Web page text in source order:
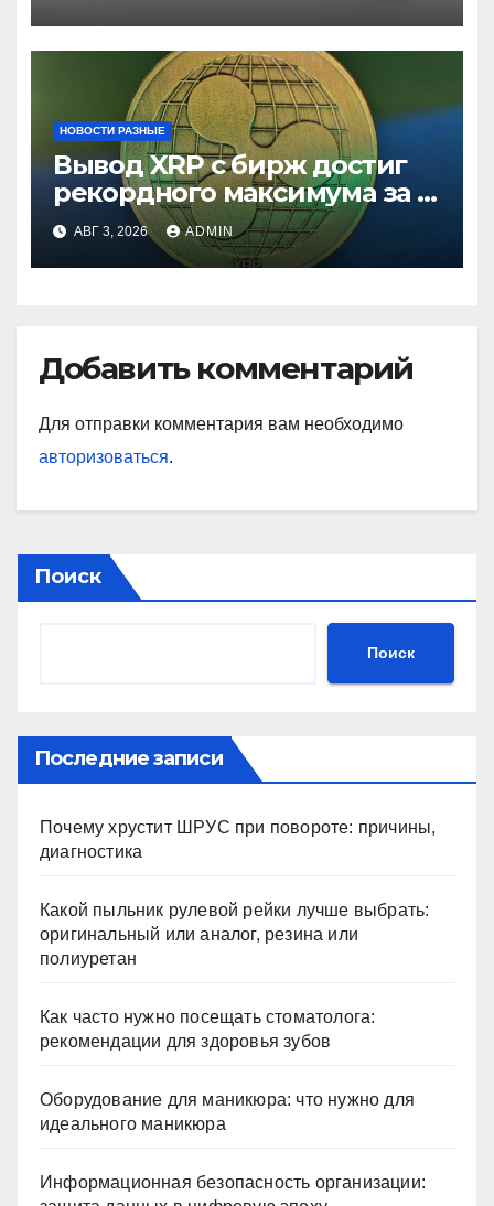
НОВОСТИ РАЗНЫЕ
Вывод XRP с бирж достиг
рекордного максимума за 5
летАВГ 3, 2026 ADMIN
Добавить комментарий
Для отправки комментария вам необходимо
авторизоваться.
Поиск
Поиск
Последние записи
Почему хрустит ШРУС при повороте: причины,
диагностика
Какой пыльник рулевой рейки лучше выбрать:
оригинальный или аналог, резина или
полиуретан
Как часто нужно посещать стоматолога:
рекомендации для здоровья зубов
Оборудование для маникюра: что нужно для
идеального маникюра
Информационная безопасность организации: